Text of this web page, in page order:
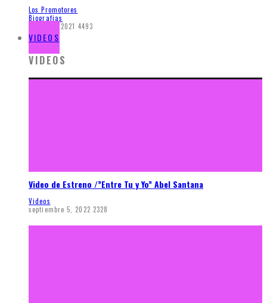
Los Promotores
Biografias
enero 31, 2021 4493
VIDEOS
VIDEOS
Video de Estreno /”Entre Tu y Yo” Abel Santana
Videos
septiembre 5, 2022 2328